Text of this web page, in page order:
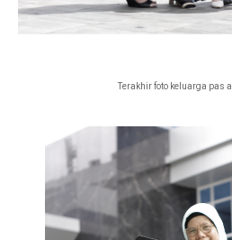
Terakhir foto keluarga pas